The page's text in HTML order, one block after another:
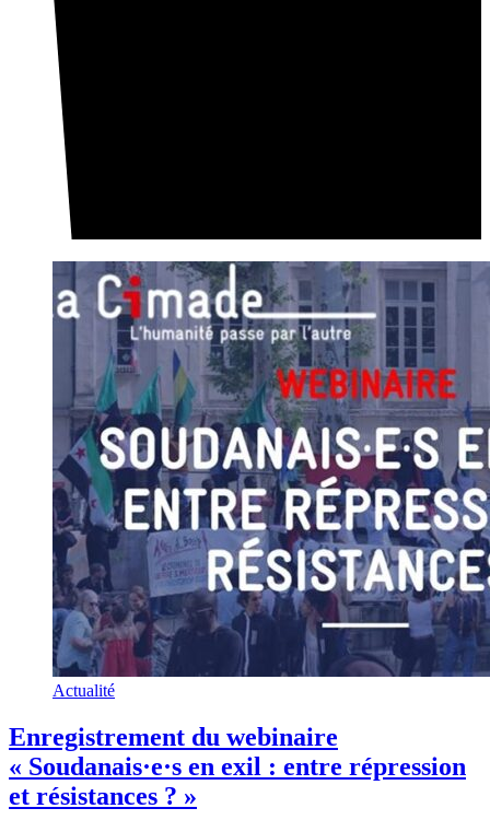
Actualité
Enregistrement du webinaire
« Soudanais·e·s en exil : entre répression
et résistances ? »